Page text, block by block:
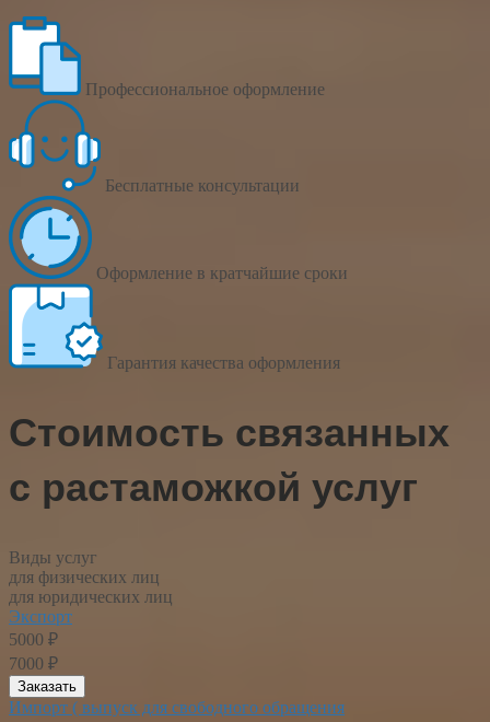
Профессиональное оформление
Бесплатные консультации
Оформление в кратчайшие сроки
Гарантия качества оформления
Стоимость связанных
с растаможкой услуг
Виды услуг
для физических лиц
для юридических лиц
Экспорт
5000 ₽
7000 ₽
Заказать
Импорт ( выпуск для свободного обращения